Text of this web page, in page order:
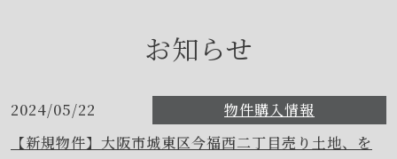
お知らせ
2024/05/22
物件購入情報
【新規物件】大阪市城東区今福西二丁目売り土地、を